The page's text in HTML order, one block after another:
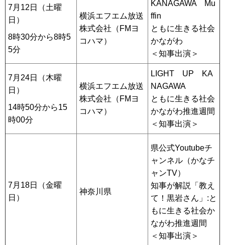
7月12日（土曜
日）
8時30分から8時5
5分
横浜エフエム放送
株式会社（FMヨ
コハマ）
KANAGAWA Mu
ffin
ともに生きる社会
かながわ
＜知事出演＞
7月24日（木曜
日）
14時50分から15
時00分
横浜エフエム放送
株式会社（FMヨ
コハマ）
LIGHT UP KA
NAGAWA
ともに生きる社会
かながわ推進週間
＜知事出演＞
7月18日（金曜
日）
神奈川県
県公式Youtubeチ
ャンネル（かなチ
ャンTV）
知事が解説「教え
て！黒岩さん」:と
もに生きる社会か
ながわ推進週間
＜知事出演＞